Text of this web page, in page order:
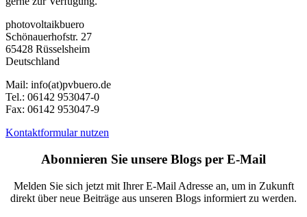
photovoltaikbuero
Schönauerhofstr. 27
65428 Rüsselsheim
Deutschland
Mail: info(at)pvbuero.de
Tel.: 06142 953047-0
Fax: 06142 953047-9
Kontaktformular nutzen
Abonnieren Sie unsere Blogs per E-Mail
Melden Sie sich jetzt mit Ihrer E-Mail Adresse an, um in Zukunft
direkt über neue Beiträge aus unseren Blogs informiert zu werden.